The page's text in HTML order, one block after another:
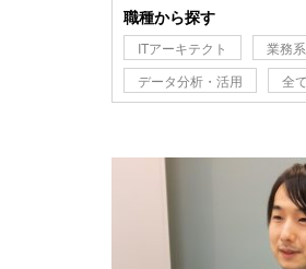
職種から探す
ITアーキテクト 業務
データ分析・活用
全て